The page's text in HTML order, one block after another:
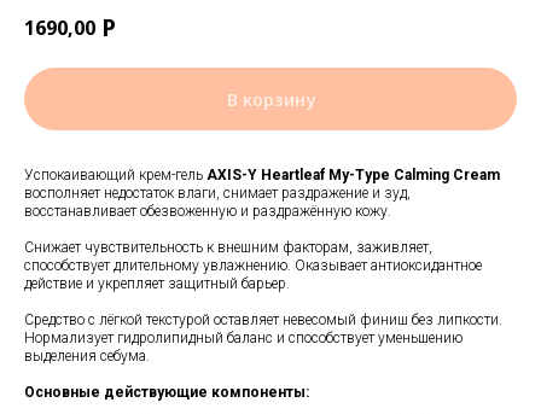
1690,00 Р
В корзину
Успокаивающий крем-гель AXIS-Y Heartleaf My-Type Calming Cream
восполняет недостаток влаги, снимает раздражение и зуд,
восстанавливает обезвоженную и раздражённую кожу.
Снижает чувствительность к внешним факторам, заживляет,
способствует длительному увлажнению. Оказывает антиоксидантное
действие и укрепляет защитный барьер.
Средство с лёгкой текстурой оставляет невесомый финиш без липкости.
Нормализует гидролипидный баланс и способствует уменьшению
выделения себума.
Основные действующие компоненты: